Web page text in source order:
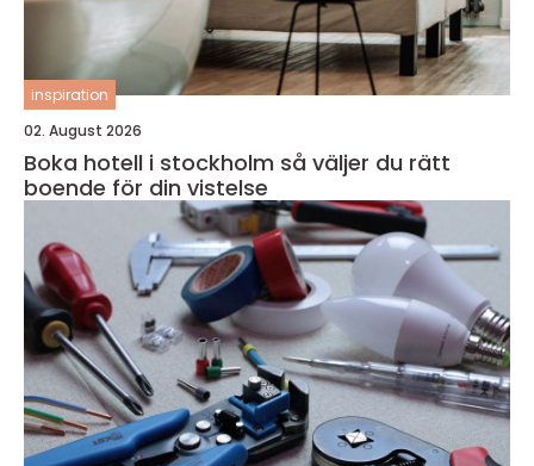
inspiration
02. August 2026
Boka hotell i stockholm så väljer du rätt
boende för din vistelse